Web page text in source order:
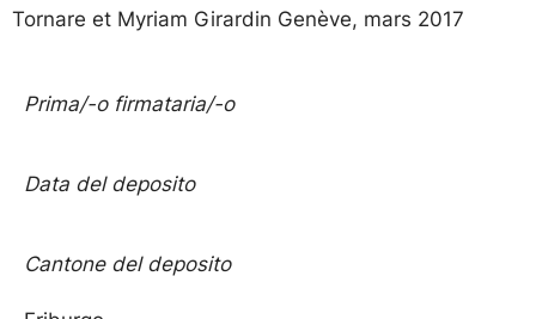
Tornare et Myriam Girardin Genève, mars 2017
Prima/-o firmataria/-o
Data del deposito
Cantone del deposito